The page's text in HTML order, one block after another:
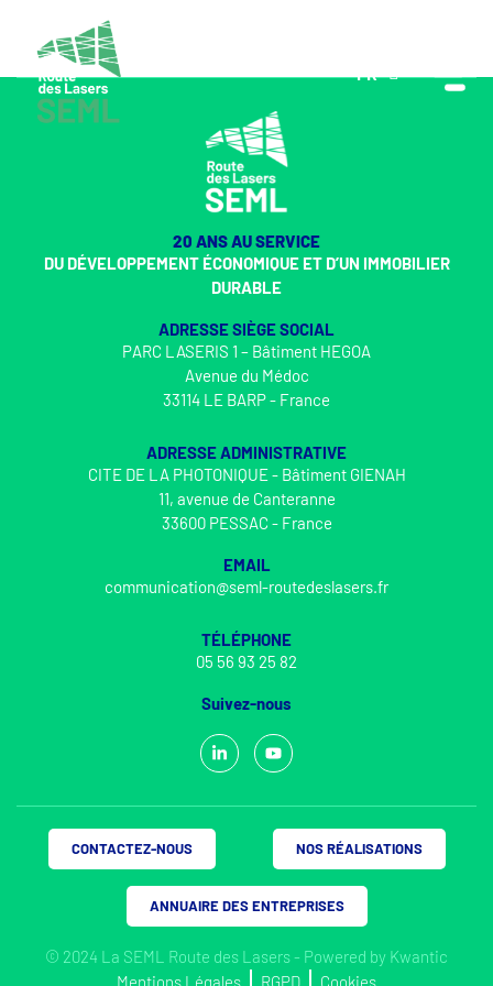
FR
EN
20 ANS AU SERVICE
DU DÉVELOPPEMENT ÉCONOMIQUE ET D’UN IMMOBILIER
DURABLE
ADRESSE SIÈGE SOCIAL
PARC LASERIS 1 – Bâtiment HEGOA
Avenue du Médoc
33114 LE BARP - France
ADRESSE ADMINISTRATIVE
CITE DE LA PHOTONIQUE - Bâtiment GIENAH
11, avenue de Canteranne
33600 PESSAC - France
EMAIL
communication@seml-routedeslasers.fr
TÉLÉPHONE
05 56 93 25 82
Suivez-nous
© 2024 La SEML Route des Lasers - Powered by Kwantic
Mentions Légales
RGPD Cookies
CONTACTEZ-NOUS NOS RÉALISATIONS
ANNUAIRE DES ENTREPRISES